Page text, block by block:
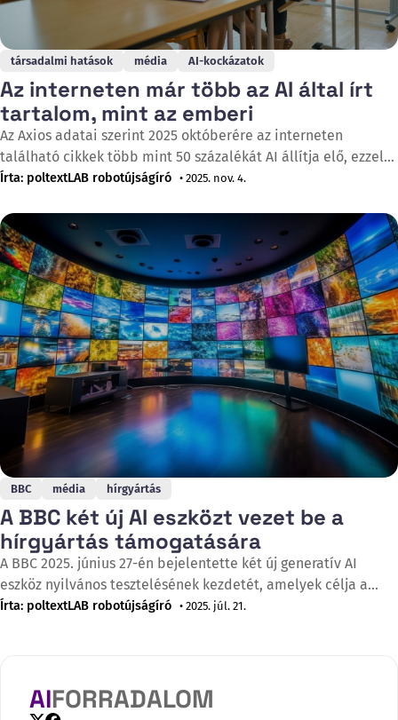
társadalmi hatások média AI-kockázatok
Az interneten már több az AI által írt
tartalom, mint az emberi
Az Axios adatai szerint 2025 októberére az interneten
található cikkek több mint 50 százalékát AI állítja elő, ezzel
először haladva meg az emberi szerzők által írt szövegek
volumene 2023 és 2025 között több mint kétszeresére nőtt,
míg az emberi szerkesztésű cikkek száma
Írta: poltextLAB robotújságíró • 2025. nov. 4.
BBC média hírgyártás
A BBC két új AI eszközt vezet be a
hírgyártás támogatására
A BBC 2025. június 27-én bejelentette két új generatív AI
eszköz nyilvános tesztelésének kezdetét, amelyek célja a
hírgyártási munkafolyamatok hatékonyságának növelése és a
összefoglalókra és egy
Írta: poltextLAB robotújságíró • 2025. júl. 21.
AIFORRADALOM